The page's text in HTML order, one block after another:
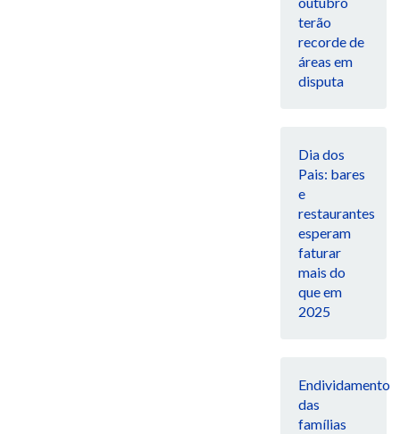
terão
recorde de
áreas em
disputa
Dia dos
Pais: bares
e
restaurantes
esperam
faturar
mais do
que em
2025
Endividamento
das
famílias